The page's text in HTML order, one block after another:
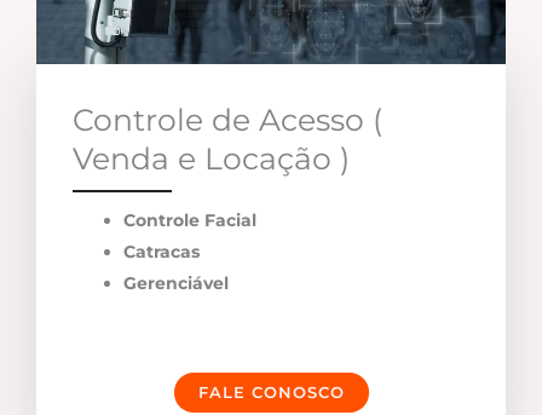
Controle de Acesso (
Venda e Locação )
Controle Facial
Catracas
Gerenciável
FALE CONOSCO